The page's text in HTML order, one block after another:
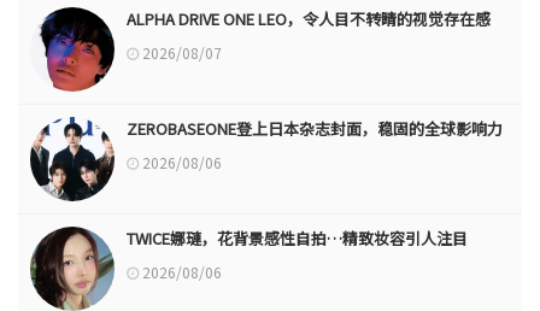
ALPHA DRIVE ONE LEO，令人目不转睛的视觉存在感
2026/08/07
ZEROBASEONE登上日本杂志封面，稳固的全球影响力
2026/08/06
TWICE娜璉，花背景感性自拍…精致妆容引人注目
2026/08/06